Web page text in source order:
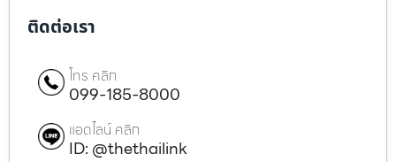
ติดต่อเรา
โทร คลิก
099-185-8000
แอดไลน์ คลิก
ID: @thethailink